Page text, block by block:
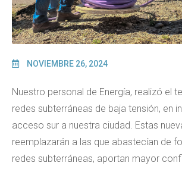
NOVIEMBRE 26, 2024
Nuestro personal de Energía, realizó el
redes subterráneas de baja tensión, en
acceso sur a nuestra ciudad. Estas
reemplazarán a las que abastecían de
redes subterráneas, aportan mayor